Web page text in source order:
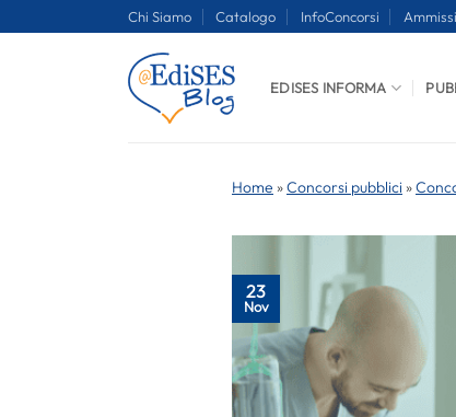
Chi Siamo Catalogo InfoConcorsi
EDISES INFORMA
Home »Concorsi pubblici »
23
Nov